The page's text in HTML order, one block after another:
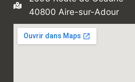
40800 Aire-sur-Adour